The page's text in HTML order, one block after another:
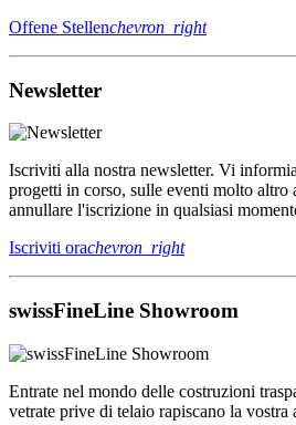
Offene Stellenchevron_right
Newsletter
Iscriviti alla nostra newsletter. Vi
progetti in corso, sulle eventi molto altro
annullare l'iscrizione in qualsiasi
Iscriviti orachevron_right
swissFineLine Showroom
Entrate nel mondo delle costruzioni
vetrate prive di telaio rapiscano la vostra